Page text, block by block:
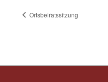
Ortsbeiratssitzung